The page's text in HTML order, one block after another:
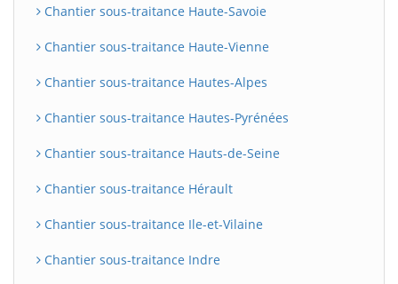
Chantier sous-traitance Haute-Savoie
Chantier sous-traitance Haute-Vienne
Chantier sous-traitance Hautes-Alpes
Chantier sous-traitance Hautes-Pyrénées
Chantier sous-traitance Hauts-de-Seine
Chantier sous-traitance Hérault
Chantier sous-traitance Ile-et-Vilaine
Chantier sous-traitance Indre